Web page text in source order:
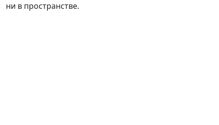
ни в пространстве.